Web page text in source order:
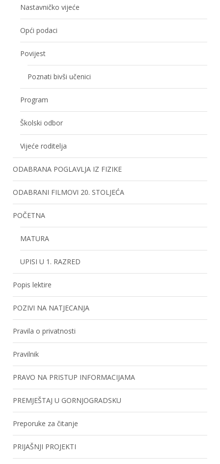
Nastavničko vijeće
Opći podaci
Povijest
Poznati bivši učenici
Program
Školski odbor
Vijeće roditelja
ODABRANA POGLAVLJA IZ FIZIKE
ODABRANI FILMOVI 20. STOLJEĆA
POČETNA
MATURA
UPISI U 1. RAZRED
Popis lektire
POZIVI NA NATJECANJA
Pravila o privatnosti
Pravilnik
PRAVO NA PRISTUP INFORMACIJAMA
PREMJEŠTAJ U GORNJOGRADSKU
Preporuke za čitanje
PRIJAŠNJI PROJEKTI